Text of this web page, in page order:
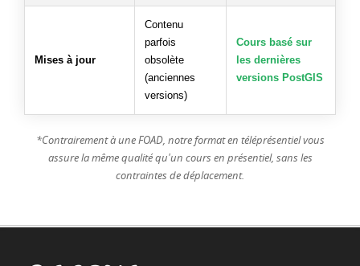
Mises à jour
Contenu
parfois
obsolète
(anciennes
versions)
Cours basé sur
les dernières
versions PostGIS
*Contrairement à une FOAD, notre format en téléprésentiel vous
assure la même qualité qu'un cours en présentiel, sans les
contraintes de déplacement.